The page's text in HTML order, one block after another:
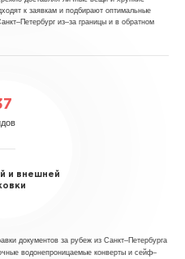
к заявкам и подбирают оптимальные
из–за границы и в обратном
и внешней
документов за рубеж из Санкт–Петербурга
водонепроницаемые конверты и сейф–